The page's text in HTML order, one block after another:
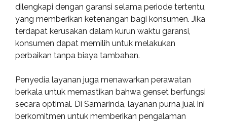
dilengkapi dengan garansi selama periode tertentu,
yang memberikan ketenangan bagi konsumen. Jika
terdapat kerusakan dalam kurun waktu garansi,
konsumen dapat memilih untuk melakukan
perbaikan tanpa biaya tambahan.
Penyedia layanan juga menawarkan perawatan
berkala untuk memastikan bahwa genset berfungsi
secara optimal. Di Samarinda, layanan purna jual ini
berkomitmen untuk memberikan pengalaman